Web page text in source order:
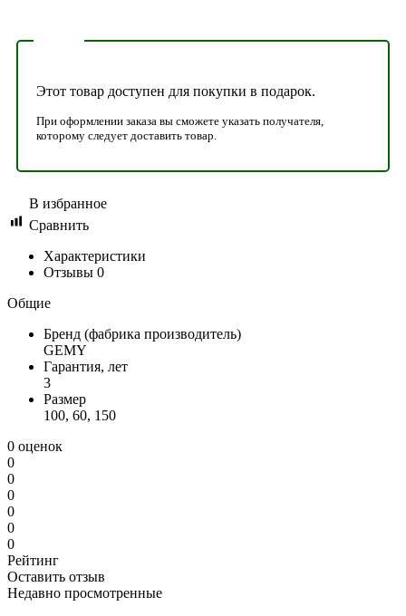
Этот товар доступен для покупки в подарок.
При оформлении заказа вы сможете указать получателя,
которому следует доставить товар.
В избранное
Сравнить
Характеристики
Отзывы 0
Общие
Бренд (фабрика производитель)
GEMY
Гарантия, лет
3
Размер
100, 60, 150
0 оценок
0
0
0
0
0
0
Рейтинг
Оставить отзыв
Недавно просмотренные